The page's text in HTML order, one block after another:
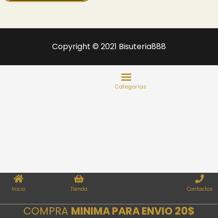
Copyright © 2021 Bisuteria888
Inicio Tienda Contactos
COMPRA MINIMA PARA ENVIO 20$